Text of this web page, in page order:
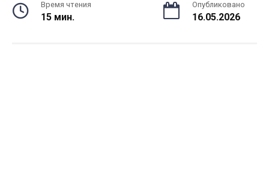
Время чтения
15 мин.
Опубликовано
16.05.2026